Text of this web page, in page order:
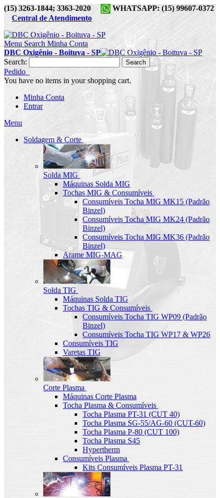
(15) 3263-1844; 3363-2020
WHATSAPP: (15) 99607-0372
Central de Atendimento
Menu Search Minha Conta
DBC Oxigênio - Boituva - SP
Search:
Search
Pedido
You have no items in your shopping cart.
Minha Conta
Entrar
Menu
Soldagem & Corte
Solda MIG
Máquinas Solda MIG
Tochas MIG & Consumíveis
Consumíveis Tocha MIG MK15 (Padrão
Binzel)
Consumíveis Tocha MIG MK24 (Padrão
Binzel)
Consumíveis Tocha MIG MK36 (Padrão
Binzel)
Arame MIG-MAG
Solda TIG
Máquinas Solda TIG
Tochas TIG & Consumíveis
Consumíveis Tocha TIG WP09 (Padrão
Binzel)
Consumíveis Tocha TIG WP17 & WP26
Consumíveis TIG
Varetas TIG
Corte Plasma
Máquinas Corte Plasma
Tocha Plasma & Consumíveis
Tocha Plasma PT-31 (CUT 40)
Tocha Plasma SG-55/AG-60 (CUT-60)
Tocha Plasma P-80 (CUT 100)
Tocha Plasma S45
Hypertherm
Consumíveis Plasma
Kits Consumíveis Plasma PT-31